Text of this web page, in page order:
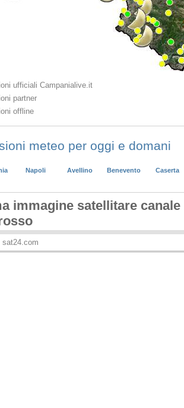
ufficiali Campanialive.it
partner
offline
meteo per oggi e domani
Napoli Avellino Benevento Caserta
immagine satellitare canale
sat24.com